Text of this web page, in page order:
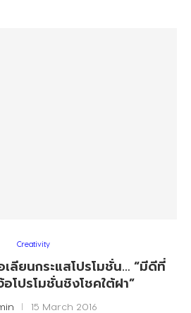
Creativity
ลียนกระแสโปรโมชั่น… “มีดีที่
โปรโมชั่นชิงโชคใต้ฝา”
15 March 2016